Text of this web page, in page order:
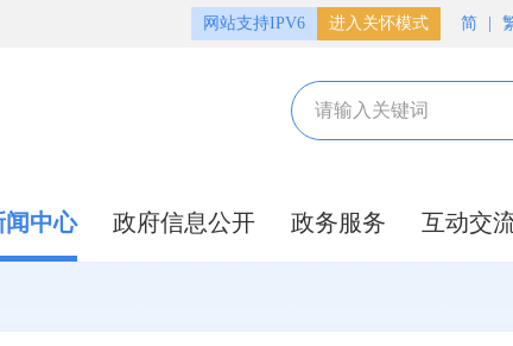
网站支持IPV6 进入关怀模式 简
闻中心 政府信息公开 政务服务 互动交